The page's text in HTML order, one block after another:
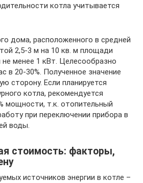
котла учитывается
дома, расположенного в средней
2,5-3 м на 10 кв. м площади
менее 1 кВт. Целесообразно
в 20-30%. Полученное значение
сторону. Если планируется
котла, рекомендуется
мощности, т.к. отопительный
при переключении прибора в
воды.
стоимость: факторы,
источников энергии в котле –